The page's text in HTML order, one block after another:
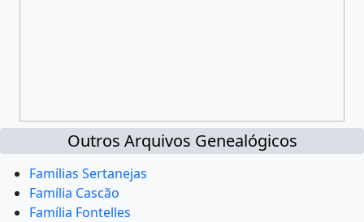
Outros Arquivos Genealógicos
Famílias Sertanejas
Família Cascão
Família Fontelles